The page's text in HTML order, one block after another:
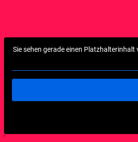
Sie sehen gerade einen Platzhalterinhalt
'